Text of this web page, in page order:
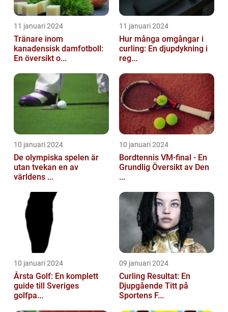
11 januari 2024
Tränare inom
kanadensisk damfotboll:
En översikt o...
11 januari 2024
Hur många omgångar i
curling: En djupdykning i
reg...
10 januari 2024
De olympiska spelen är
utan tvekan en av
världens ...
10 januari 2024
Bordtennis VM-final - En
Grundlig Översikt av Den
...
10 januari 2024
Årsta Golf: En komplett
guide till Sveriges
golfpa...
09 januari 2024
Curling Resultat: En
Djupgående Titt på
Sportens F...